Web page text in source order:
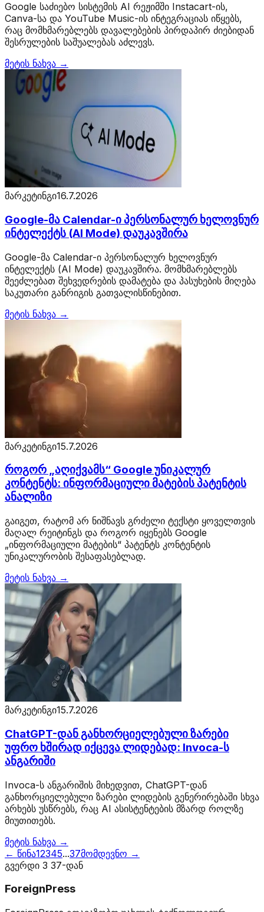
Google საძიებო სისტემის AI რეჟიმში Instacart-ის,
Canva-სა და YouTube Music-ის ინტეგრაციას იწყებს,
რაც მომხმარებლებს დავალებების პირდაპირ ძიებიდან
შესრულების საშუალებას აძლევს.
მეტის ნახვა →
მარკეტინგი16.7.2026
Google-მა Calendar-ი პერსონალურ ხელოვნურ
ინტელექტს (AI Mode) დაუკავშირა
Google-მა Calendar-ი პერსონალურ ხელოვნურ
ინტელექტს (AI Mode) დაუკავშირა. მომხმარებლებს
შეეძლებათ შეხვედრების დამატება და პასუხების მიღება
საკუთარი განრიგის გათვალისწინებით.
მეტის ნახვა →
მარკეტინგი15.7.2026
როგორ „აღიქვამს“ Google უნიკალურ
კონტენტს: ინფორმაციული მატების პატენტის
ანალიზი
გაიგეთ, რატომ არ ნიშნავს გრძელი ტექსტი ყოველთვის
მაღალ რეიტინგს და როგორ იყენებს Google
„ინფორმაციული მატების“ პატენტს კონტენტის
უნიკალურობის შესაფასებლად.
მეტის ნახვა →
მარკეტინგი15.7.2026
ChatGPT-დან განხორციელებული ზარები
უფრო ხშირად იქცევა ლიდებად: Invoca-ს
ანგარიში
Invoca-ს ანგარიშის მიხედვით, ChatGPT-დან
განხორციელებული ზარები ლიდების გენერირებაში სხვა
არხებს უსწრებს, რაც AI ასისტენტების მზარდ როლზე
მიუთითებს.
მეტის ნახვა →
← წინა12345...37მომდევნო →
გვერდი 3 37-დან
ForeignPress